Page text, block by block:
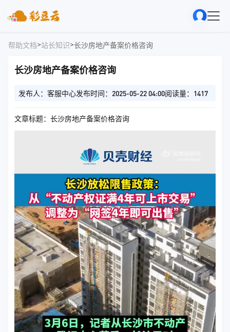
帮助文档>站长知识>长沙房地产备案价格咨询
长沙房地产备案价格咨询
发布人：客服中心发布时间：2025-05-22 04:00阅读量：1417
文章标题：长沙房地产备案价格咨询